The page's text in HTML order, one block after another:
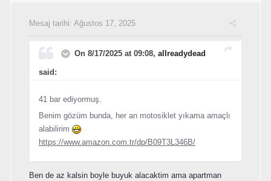
Mesaj tarihi: Ağustos 17, 2025
On 8/17/2025 at 09:08, allreadydead
said:
41 bar ediyormuş.
Benim gözüm bunda, her an motosiklet yıkama amaçlı
alabilirim
https://www.amazon.com.tr/dp/B09T3L346B/
Ben de az kalsin boyle buyuk alacaktim ama apartman